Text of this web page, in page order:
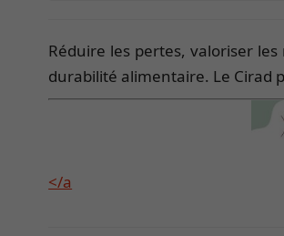
Réduire les pertes, valoriser
durabilité alimentaire. Le Cirad
</a